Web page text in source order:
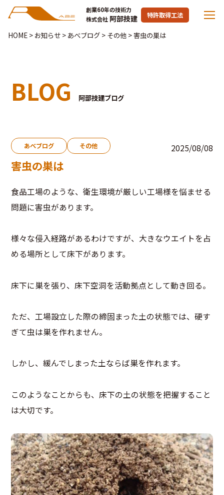
創業60年の技術力
株式会社 阿部技建 特許取得工法
HOME> お知らせ> あべブログ> その他>害虫の巣は
BLOG 阿部技建ブログ
あべブログ その他 2025/08/08
害虫の巣は
食品工場のような、衛生環境が厳しい工場様を悩ませる
問題に害虫があります。
様々な侵入経路があるわけですが、大きなウエイトを占
める場所として床下があります。
床下に巣を張り、床下空洞を活動拠点として動き回る。
ただ、工場設立した際の締固まった土の状態では、硬す
ぎて虫は巣を作れません。
しかし、緩んでしまった土ならば巣を作れます。
このようなことからも、床下の土の状態を把握すること
は大切です。